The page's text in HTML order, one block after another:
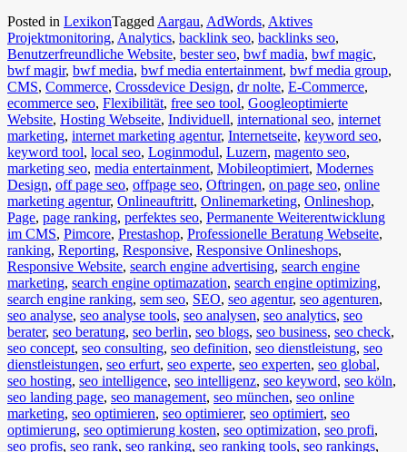
Posted in LexikonTagged Aargau, AdWords, Aktives
Projektmonitoring, Analytics, backlink seo, backlinks seo,
Benutzerfreundliche Website, bester seo, bwf madia, bwf magic,
bwf magir, bwf media, bwf media entertainment, bwf media group,
CMS, Commerce, Crossdevice Design, dr nolte, E-Commerce,
ecommerce seo, Flexibilität, free seo tool, Googleoptimierte
Website, Hosting Webseite, Individuell, international seo, internet
marketing, internet marketing agentur, Internetseite, keyword seo,
keyword tool, local seo, Loginmodul, Luzern, magento seo,
marketing seo, media entertainment, Mobileoptimiert, Modernes
Design, off page seo, offpage seo, Oftringen, on page seo, online
marketing agentur, Onlineauftritt, Onlinemarketing, Onlineshop,
Page, page ranking, perfektes seo, Permanente Weiterentwicklung
im CMS, Pimcore, Prestashop, Professionelle Beratung Webseite,
ranking, Reporting, Responsive, Responsive Onlineshops,
Responsive Website, search engine advertising, search engine
marketing, search engine optimazation, search engine optimizing,
search engine ranking, sem seo, SEO, seo agentur, seo agenturen,
seo analyse, seo analyse tools, seo analysen, seo analytics, seo
berater, seo beratung, seo berlin, seo blogs, seo business, seo check,
seo concept, seo consulting, seo definition, seo dienstleistung, seo
dienstleistungen, seo erfurt, seo experte, seo experten, seo global,
seo hosting, seo intelligence, seo intelligenz, seo keyword, seo köln,
seo landing page, seo management, seo münchen, seo online
marketing, seo optimieren, seo optimierer, seo optimiert, seo
optimierung, seo optimierung kosten, seo optimization, seo profi,
seo profis, seo rank, seo ranking, seo ranking tools, seo rankings,